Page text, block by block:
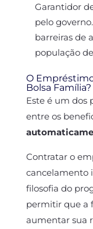
Garantidor
pelo
barreiras de
população
O
Bolsa Família?
Este é um dos
entre os
Contratar o
cancelamento
filosofia do
permitir que a
aumentar sua